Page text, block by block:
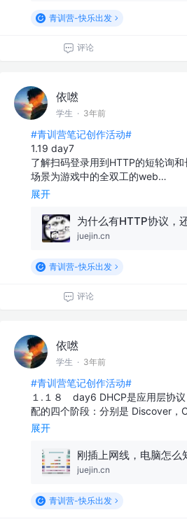
青训营-快乐出发
评论
依嘫
学生 · 3年前
#青训营笔记创作活动#
1.19 day7
了解扫码登录用到HTTP的短轮询
场景为游戏中的全双工的web…
展开
juejin.cn
青训营-快乐出发
评论
依嘫
学生 · 3年前
#青训营笔记创作活动#
１.１８ day6 DHCP是应用层协议
配的四个阶段：分别是 Discover，
展开
juejin.cn
青训营-快乐出发